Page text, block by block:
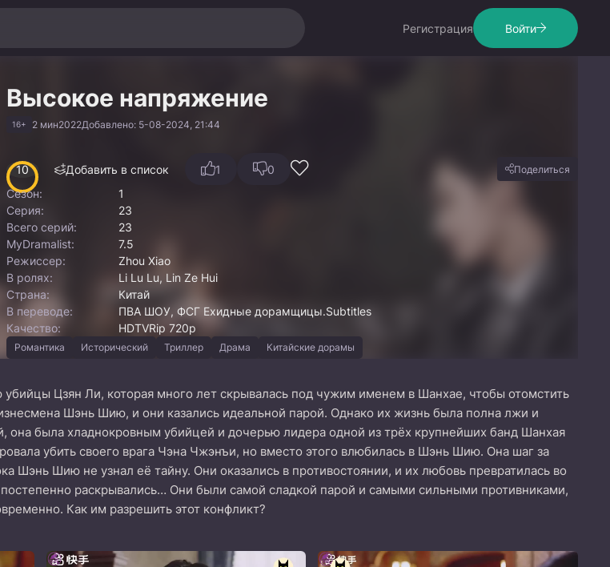
Регистрация Войти
Высокое напряжение
16+ 2 мин2022Добавлено: 5-08-2024, 21:44
10 Добавить в список 1 0 Поделиться
Сезон:
1
Серия:
23
Всего серий:
23
MyDramalist:
7.5
Режиссер:
Zhou Xiao
В ролях:
Li Lu Lu, Lin Ze Hui
Страна:
Китай
В переводе:
ПВА ШОУ, ФСГ Ехидные дорамщицы.Subtitles
Качество:
HDTVRip 720p
Романтика Исторический Триллер Драма Китайские дорамы
Цзян Ли, которая много лет скрывалась под чужим именем в Шанхае, чтобы отомстить
Шэнь Шию, и они казались идеальной парой. Однако их жизнь была полна лжи и
она была хладнокровным убийцей и дочерью лидера одной из трёх крупнейших банд Шанхая
убить своего врага Чэна Чжэнъи, но вместо этого влюбилась в Шэнь Шию. Она шаг за
Шэнь Шию не узнал её тайну. Они оказались в противостоянии, и их любовь превратилась во
раскрывались… Они были самой сладкой парой и самыми сильными противниками,
Как им разрешить этот конфликт?